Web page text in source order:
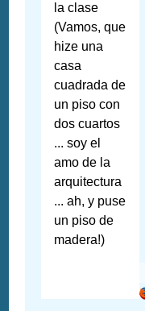
la clase
(Vamos, que
hize una
casa
cuadrada de
un piso con
dos cuartos
... soy el
amo de la
arquitectura
... ah, y puse
un piso de
madera!)